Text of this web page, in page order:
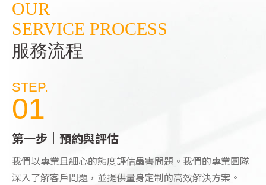
OUR
SERVICE PROCESS
服務流程
STEP.
01
第一步｜預約與評估
我們以專業且細心的態度評估蟲害問題。我們的專業團隊
深入了解客戶問題，並提供量身定制的高效解決方案。